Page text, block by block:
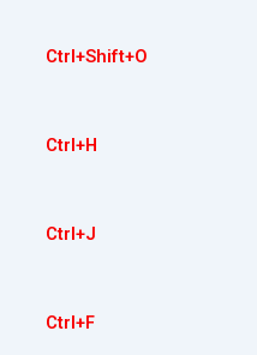
Ctrl+Shift+O
Ctrl+H
Ctrl+J
Ctrl+F